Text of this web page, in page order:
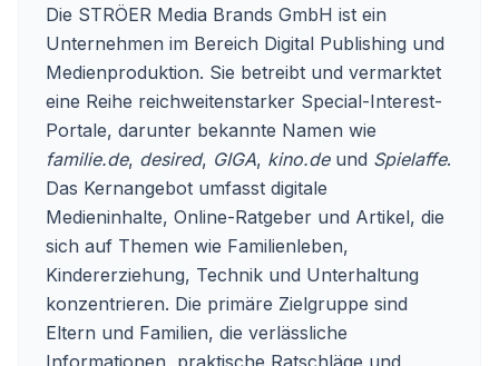
Die STRÖER Media Brands GmbH ist ein
Unternehmen im Bereich Digital Publishing und
Medienproduktion. Sie betreibt und vermarktet
eine Reihe reichweitenstarker Special-Interest-
Portale, darunter bekannte Namen wie
familie.de, desired, GIGA, kino.deund Spielaffe.
Das Kernangebot umfasst digitale
Medieninhalte, Online-Ratgeber und Artikel, die
sich auf Themen wie Familienleben,
Kindererziehung, Technik und Unterhaltung
konzentrieren. Die primäre Zielgruppe sind
Eltern und Familien, die verlässliche
Informationen, praktische Ratschläge und